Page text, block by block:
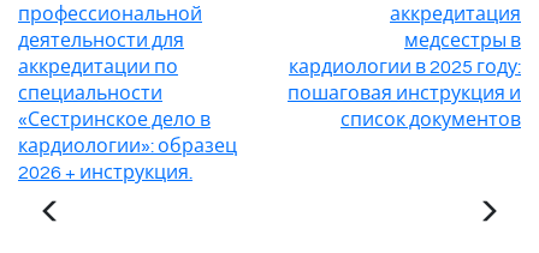
профессиональной
деятельности для
аккредитации по
специальности
«Сестринское дело в
кардиологии»: образец
2026 + инструкция.
аккредитация
медсестры в
кардиологии в 2025 году:
пошаговая инструкция и
список документов